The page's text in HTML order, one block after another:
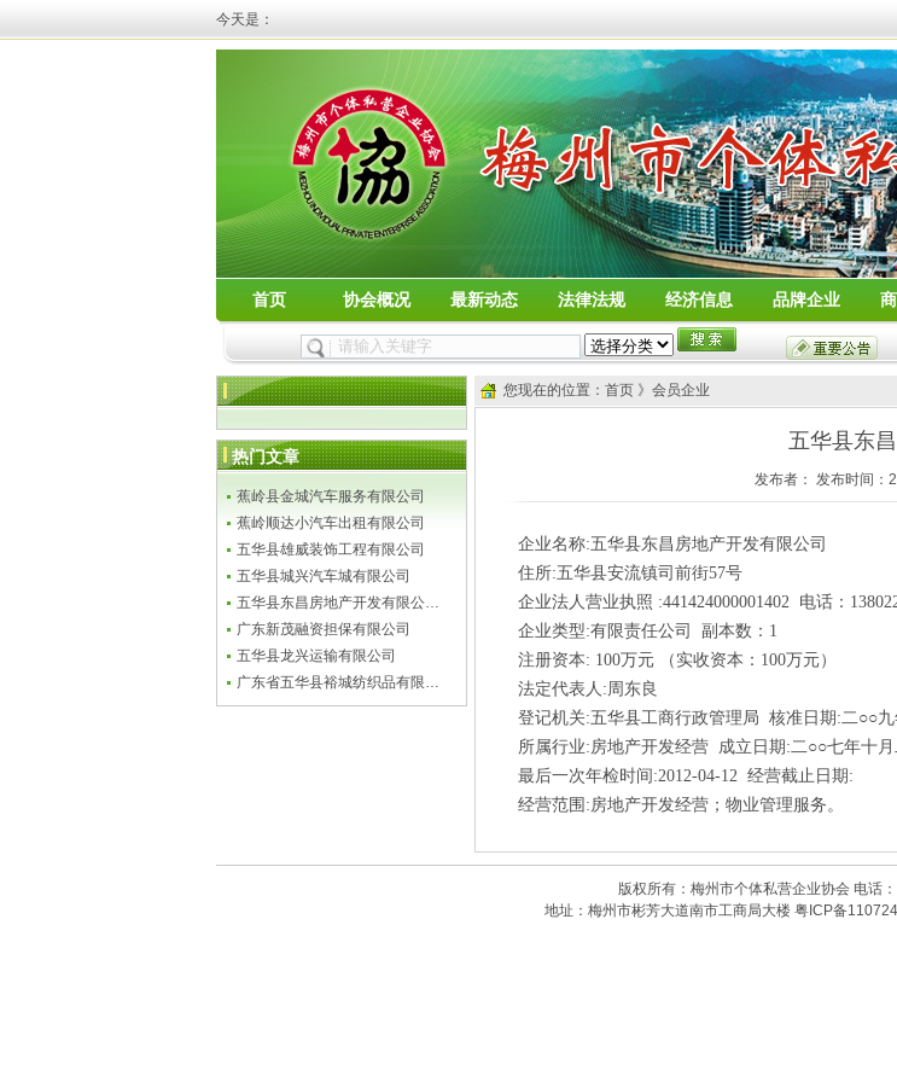
今天是：
首页 协会概况 最新动态 法律法规 经济信息 品牌企业
热门文章
蕉岭县金城汽车服务有限公司
蕉岭顺达小汽车出租有限公司
五华县雄威装饰工程有限公司
五华县城兴汽车城有限公司
五华县东昌房地产开发有限公…
广东新茂融资担保有限公司
五华县龙兴运输有限公司
广东省五华县裕城纺织品有限…
您现在的位置：首页 》会员企业
五华县东
发布者： 发布时间：
企业名称:五华县东昌房地产开发有限公司
住所:五华县安流镇司前街57号
企业法人营业执照 :441424000001402 电话：
企业类型:有限责任公司 副本数： 1
注册资本: 100万元 （实收资本： 100万元）
法定代表人 :周东良
登记机关:五华县工商行政管理局 核准日期 :二○○
所属行业:房地产开发经营 成立日期 :二○○七年十
最后一次年检时间 :2012-04-12 经营截止日期 :
经营范围 :房地产开发经营；物业管理服务。
版权所有：梅州市个体私营企业协会 电话
地址：梅州市彬芳大道南市工商局大楼 粤ICP备